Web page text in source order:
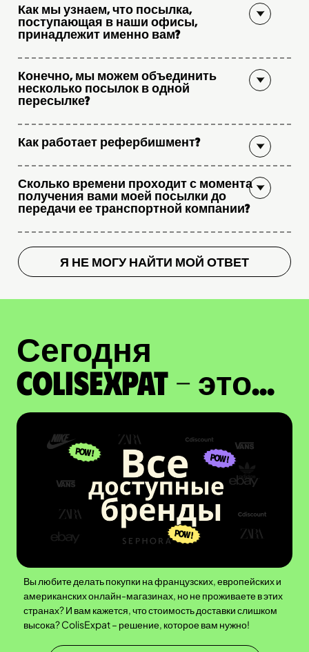
Как мы узнаем, что посылка,
поступающая в наши офисы,
принадлежит именно вам?
Конечно, мы можем объединить
несколько посылок в одной
пересылке?
Как работает рефербишмент?
Сколько времени проходит с момента
получения вами моей посылки до
передачи ее транспортной компании?
Я НЕ МОГУ НАЙТИ МОЙ ОТВЕТ
Сегодня
ColisExpat - это...
Вы любите делать покупки на французских, европейских и
американских онлайн-магазинах, но не проживаете в этих
странах? И вам кажется, что стоимость доставки слишком
высока? ColisExpat – решение, которое вам нужно!